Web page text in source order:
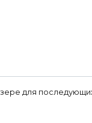
для